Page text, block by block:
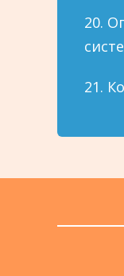
20.
21.